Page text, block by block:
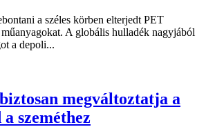
a széles körben elterjedt PET
A globális hulladék nagyjából
a depoli...
megváltoztatja a
szeméthez